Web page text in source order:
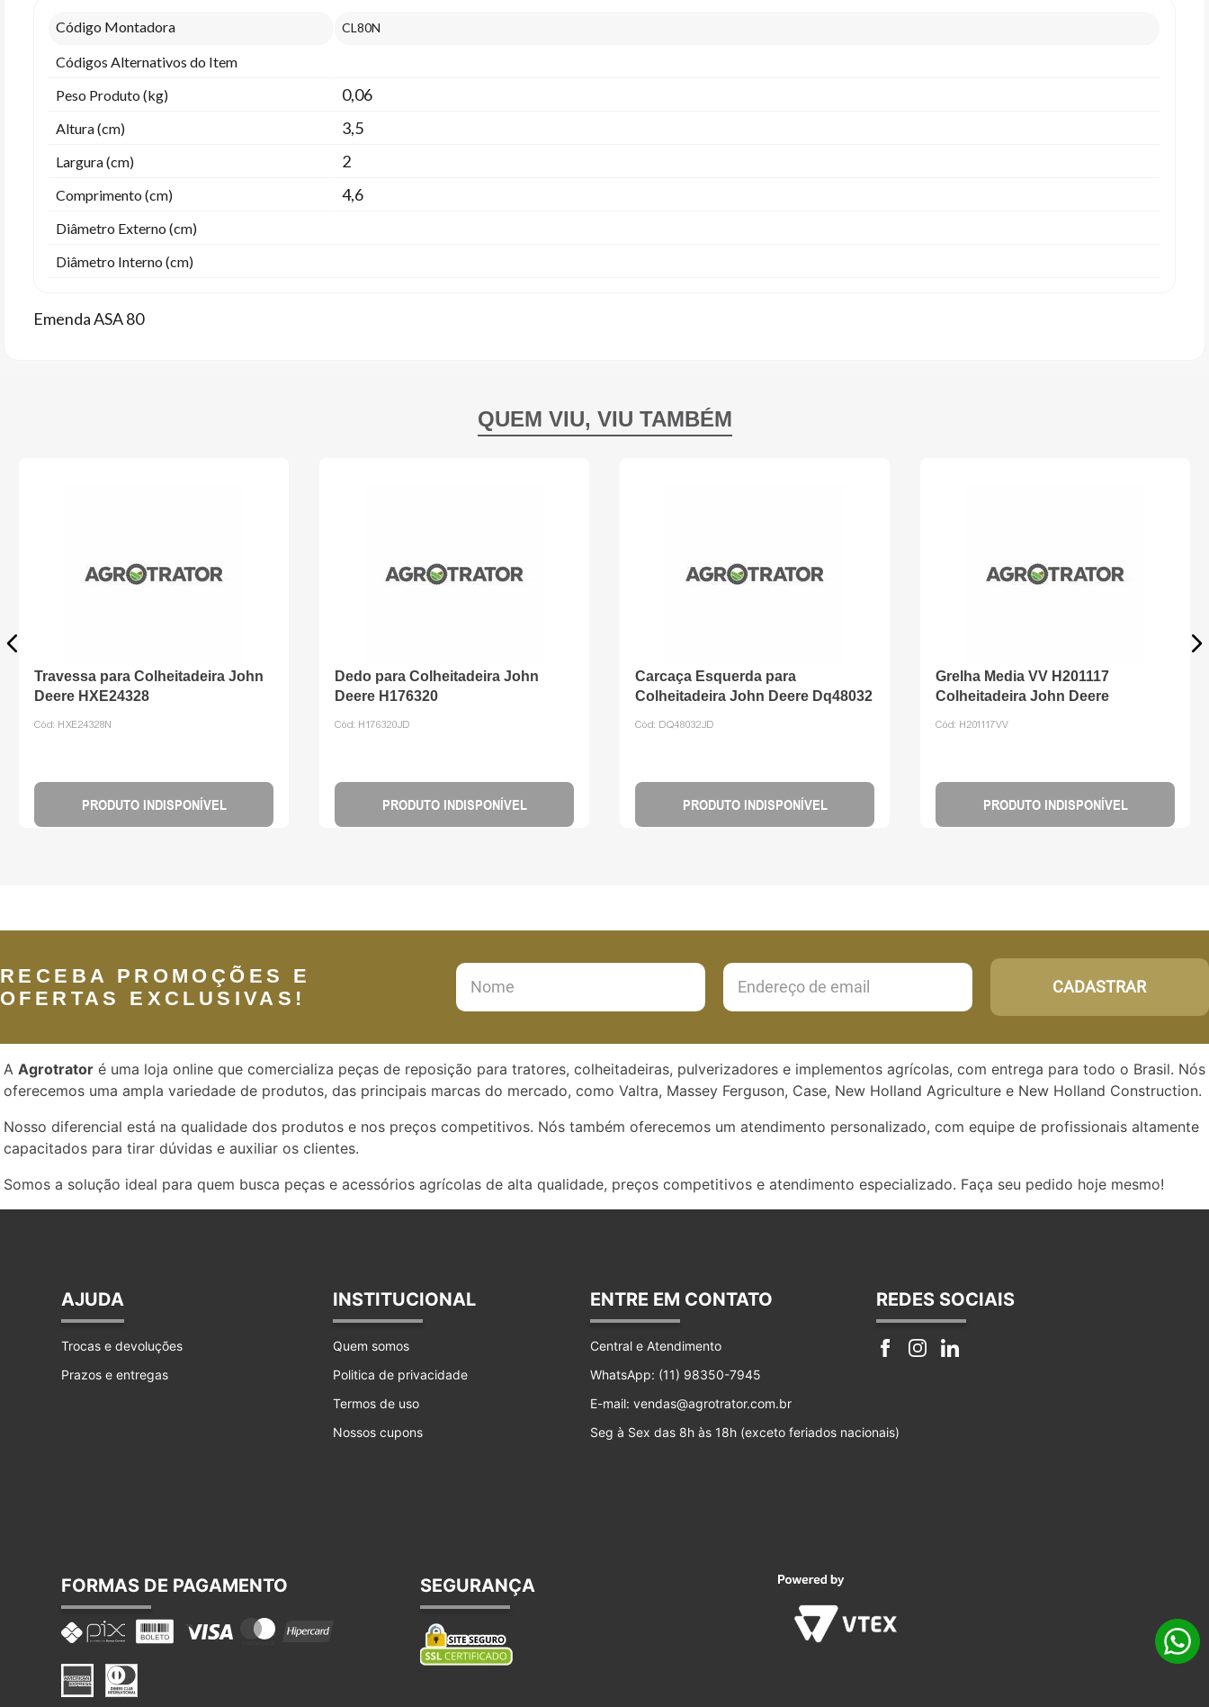
Código Montadora CL80N
Códigos Alternativos do Item
Peso Produto (kg)
0,06
Altura (cm) 3,5
Largura (cm) 2
Comprimento (cm) 4,6
Diâmetro Externo (cm)
Diâmetro Interno (cm)
Emenda ASA 80
Travessa para Colheitadeira John
Deere HXE24328
Cód: HXE24328N
PRODUTO INDISPONÍVEL
Dedo para Colheitadeira John
Deere H176320
Cód: H176320JD
PRODUTO INDISPONÍVEL
Carcaça Esquerda para
Colheitadeira John Deere Dq48032
Cód: DQ48032JD
PRODUTO INDISPONÍVEL
Grelha Media VV H201117
Colheitadeira John Deere
Cód: H201117VV
PRODUTO INDISPONÍVEL
RECEBA PROMOÇÕES E
OFERTAS EXCLUSIVAS!
CADASTRAR
A Agrotrator é uma loja online que comercializa peças de reposição para tratores, colheitadeiras, pulverizadores e implementos agrícolas, com entrega para todo o Brasil. Nós
oferecemos uma ampla variedade de produtos, das principais marcas do mercado, como Valtra, Massey Ferguson, Case, New Holland Agriculture e New Holland Construction.
Nosso diferencial está na qualidade dos produtos e nos preços competitivos. Nós também oferecemos um atendimento personalizado, com equipe de profissionais altamente
capacitados para tirar dúvidas e auxiliar os clientes.
Somos a solução ideal para quem busca peças e acessórios agrícolas de alta qualidade, preços competitivos e atendimento especializado. Faça seu pedido hoje mesmo!
AJUDA
Trocas e devoluções
Prazos e entregas
INSTITUCIONAL
Quem somos
Politica de privacidade
Termos de uso
Nossos cupons
ENTRE EM CONTATO
Central e Atendimento
WhatsApp: (11) 98350-7945
E-mail: vendas@agrotrator.com.br
Seg à Sex das 8h às 18h (exceto feriados nacionais)
REDES SOCIAIS
FORMAS DE PAGAMENTO SEGURANÇA